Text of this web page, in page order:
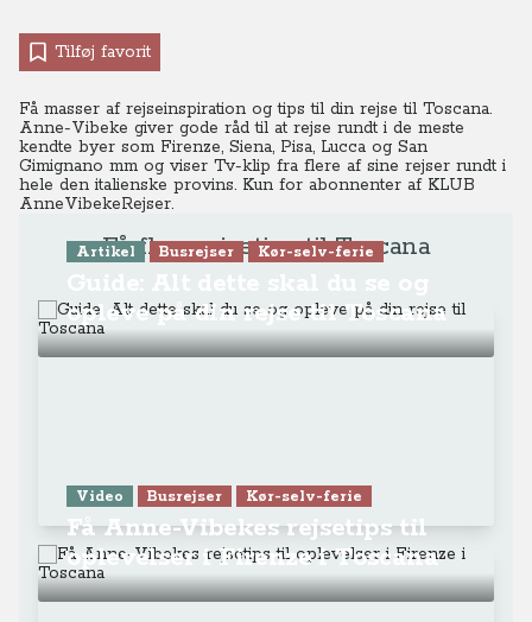
Tilføj favorit
Få masser af rejseinspiration og tips til din rejse til Toscana.
Anne-Vibeke giver gode råd til at rejse rundt i de meste
kendte byer som Firenze, Siena, Pisa, Lucca og San
Gimignano mm og viser Tv-klip fra flere af sine rejser rundt i
hele den italienske provins. Kun for abonnenter af KLUB
AnneVibekeRejser.
Få flere rejsetips til Toscana
Artikel Busrejser Kør-selv-ferie
opleve på din rejse til Toscana
Video Busrejser Kør-selv-ferie
Få Anne-Vibekes rejsetips til
oplevelser i Firenze i Toscana